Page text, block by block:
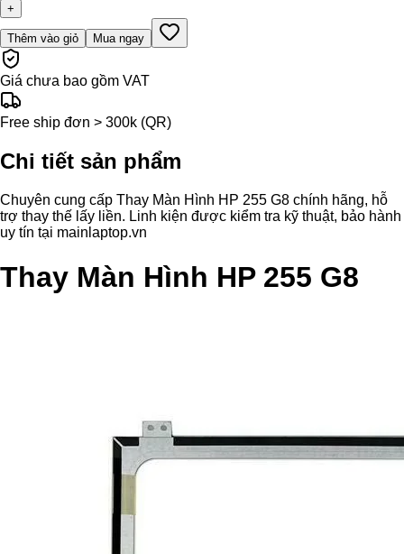
+
Thêm vào giỏ Mua ngay
Giá chưa bao gồm VAT
Free ship đơn > 300k (QR)
Chi tiết sản phẩm
Chuyên cung cấp Thay Màn Hình HP 255 G8 chính hãng, hỗ
trợ thay thế lấy liền. Linh kiện được kiểm tra kỹ thuật, bảo hành
uy tín tại mainlaptop.vn
Thay Màn Hình HP 255 G8